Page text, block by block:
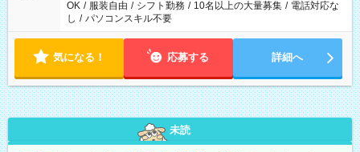
OK / 服装自由 / シフト勤務 / 10名以上の大量募集 / 電話対応な
し / パソコンスキル不要
気になる！ 応募する 詳細へ
未読